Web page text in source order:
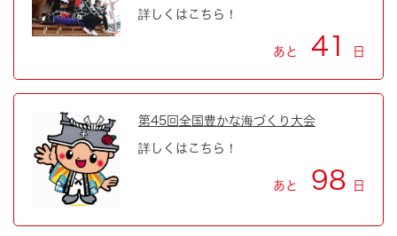
詳しくはこちら！
あと 41 日
第45回全国豊かな海づくり大会
詳しくはこちら！
あと 98 日